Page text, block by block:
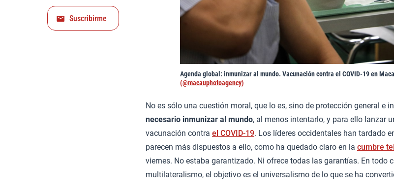
Agenda global: inmunizar al mundo. Vacunación contra el COVID-19 en
(@macauphotoagency)
No es sólo una cuestión moral, que lo es, sino de protección general e
necesario inmunizar al mundo, al menos intentarlo, y para ello lanzar
vacunación contra el COVID-19. Los líderes occidentales han tardado
parecen más dispuestos a ello, como ha quedado claro en la cumbre
viernes. No estaba garantizado. Ni ofrece todas las garantías. En todo
multilateralismo, el objetivo es el universalismo de lo que se ha
Suscribirme